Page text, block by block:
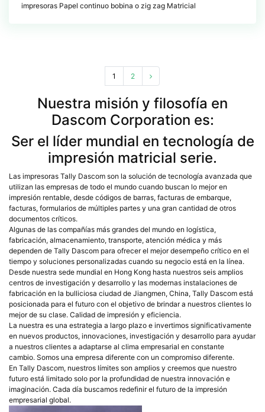
impresoras Papel continuo bobina o zig zag Matricial
1 2
Nuestra misión y filosofía en
Dascom Corporation es:
Ser el líder mundial en tecnología de
impresión matricial serie.
Las impresoras Tally Dascom son la solución de tecnología avanzada que
utilizan las empresas de todo el mundo cuando buscan lo mejor en
impresión rentable, desde códigos de barras, facturas de embarque,
facturas, formularios de múltiples partes y una gran cantidad de otros
documentos críticos.
Algunas de las compañías más grandes del mundo en logística,
fabricación, almacenamiento, transporte, atención médica y más
dependen de Tally Dascom para ofrecer el mejor desempeño crítico en el
tiempo y soluciones personalizadas cuando su negocio está en la línea.
Desde nuestra sede mundial en Hong Kong hasta nuestros seis amplios
centros de investigación y desarrollo y las modernas instalaciones de
fabricación en la bulliciosa ciudad de Jiangmen, China, Tally Dascom está
posicionada para el futuro con el objetivo de brindar a nuestros clientes lo
mejor de su clase. Calidad de impresión y eficiencia.
La nuestra es una estrategia a largo plazo e invertimos significativamente
en nuevos productos, innovaciones, investigación y desarrollo para ayudar
a nuestros clientes a adaptarse al clima empresarial en constante
cambio. Somos una empresa diferente con un compromiso diferente.
En Tally Dascom, nuestros límites son amplios y creemos que nuestro
futuro está limitado solo por la profundidad de nuestra innovación e
imaginación. Cada día buscamos redefinir el futuro de la impresión
empresarial global.